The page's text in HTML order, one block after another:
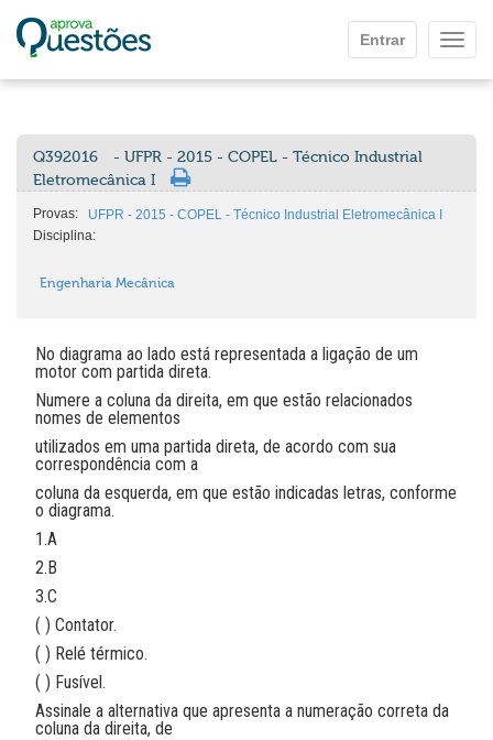
Entrar
Q392016
- UFPR - 2015 - COPEL - Técnico Industrial
Eletromecânica I
Provas:
UFPR - 2015 - COPEL - Técnico Industrial Eletromecânica I
Disciplina:
Engenharia Mecânica
No diagrama ao lado está representada a ligação de um
motor com partida direta.
Numere a coluna da direita, em que estão relacionados
nomes de elementos
utilizados em uma partida direta, de acordo com sua
correspondência com a
coluna da esquerda, em que estão indicadas letras, conforme
o diagrama.
1.A
2.B
3.C
( ) Contator.
( ) Relé térmico.
( ) Fusível.
Assinale a alternativa que apresenta a numeração correta da
coluna da direita, de